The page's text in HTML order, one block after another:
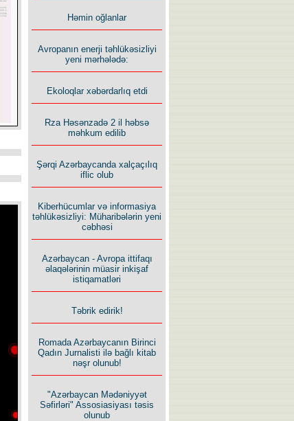
Həmin oğlanlar
Avropanın enerji təhlükəsizliyi
yeni mərhələdə:
Ekoloqlar xəbərdarlıq etdi
Rza Həsənzadə 2 il həbsə
məhkum edilib
Şərqi Azərbaycanda xalçaçılıq
iflic olub
Kiberhücumlar və informasiya
təhlükəsizliyi: Müharibələrin yeni
cəbhəsi
Azərbaycan - Avropa ittifaqı
əlaqələrinin müasir inkişaf
istiqamatləri
Təbrik edirik!
Romada Azərbaycanın Birinci
Qadın Jurnalisti ilə bağlı kitab
nəşr olunub!
"Azərbaycan Mədəniyyət
Səfirləri" Assosiasiyası təsis
olunub